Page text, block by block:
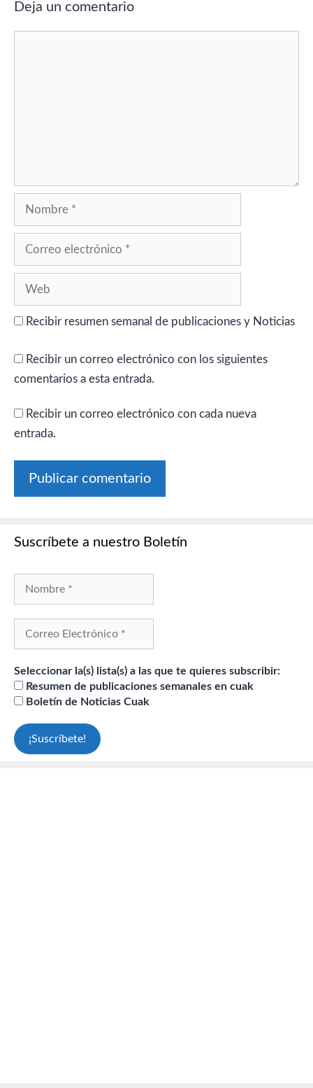
Deja un comentario
Recibir resumen semanal de publicaciones y Noticias
Recibir un correo electrónico con los siguientes
comentarios a esta entrada.
Recibir un correo electrónico con cada nueva
entrada.
Suscríbete a nuestro Boletín
Seleccionar la(s) lista(s) a las que te quieres subscribir:
Resumen de publicaciones semanales en cuak
Boletín de Noticias Cuak